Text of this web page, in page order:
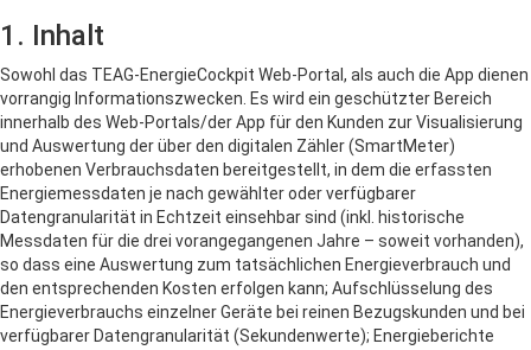
1. Inhalt
Sowohl das TEAG-EnergieCockpit Web-Portal, als auch die App dienen
vorrangig Informationszwecken. Es wird ein geschützter Bereich
innerhalb des Web-Portals/der App für den Kunden zur Visualisierung
und Auswertung der über den digitalen Zähler (SmartMeter)
erhobenen Verbrauchsdaten bereitgestellt, in dem die erfassten
Energiemessdaten je nach gewählter oder verfügbarer
Datengranularität in Echtzeit einsehbar sind (inkl. historische
Messdaten für die drei vorangegangenen Jahre – soweit vorhanden),
so dass eine Auswertung zum tatsächlichen Energieverbrauch und
den entsprechenden Kosten erfolgen kann; Aufschlüsselung des
Energieverbrauchs einzelner Geräte bei reinen Bezugskunden und bei
verfügbarer Datengranularität (Sekundenwerte); Energieberichte